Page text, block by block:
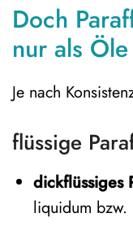
Doch
nur als
Je nach
flüssige
dickflüssiges
liquidum bzw.